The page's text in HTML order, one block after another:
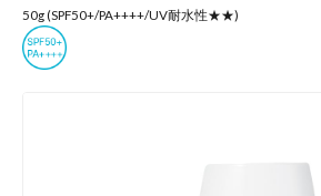
50g (SPF50+/PA++++/UV耐水性★★)